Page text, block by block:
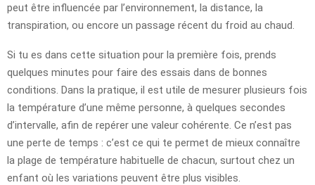
peut être influencée par l’environnement, la distance, la
transpiration, ou encore un passage récent du froid au chaud.
Si tu es dans cette situation pour la première fois, prends
quelques minutes pour faire des essais dans de bonnes
conditions. Dans la pratique, il est utile de mesurer plusieurs fois
la température d’une même personne, à quelques secondes
d’intervalle, afin de repérer une valeur cohérente. Ce n’est pas
une perte de temps : c’est ce qui te permet de mieux connaître
la plage de température habituelle de chacun, surtout chez un
enfant où les variations peuvent être plus visibles.